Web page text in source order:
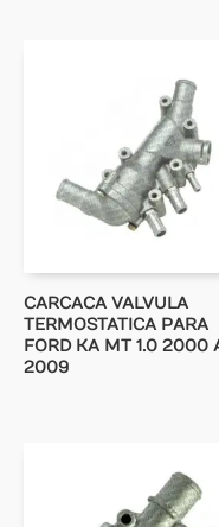
CARCACA VALVULA
TERMOSTATICA PARA
FORD KA MT 1.0 2000
2009